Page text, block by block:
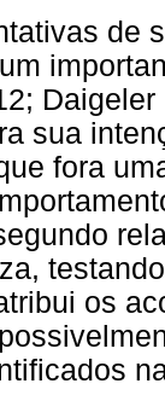
de
sua
fora
os